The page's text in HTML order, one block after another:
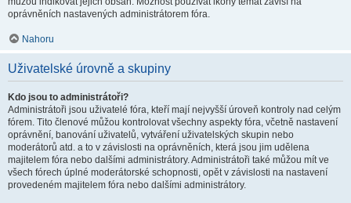
oprávněních nastavených administrátorem fóra.
Nahoru
Uživatelské úrovně a skupiny
Kdo jsou to administrátoři?
Administrátoři jsou uživatelé fóra, kteří mají nejvyšší úroveň kontroly nad celým
fórem. Tito členové můžou kontrolovat všechny aspekty fóra, včetně nastavení
oprávnění, banování uživatelů, vytváření uživatelských skupin nebo
moderátorů atd. a to v závislosti na oprávněních, která jsou jim udělena
majitelem fóra nebo dalšími administrátory. Administrátoři také můžou mít ve
všech fórech úplné moderátorské schopnosti, opět v závislosti na nastavení
provedeném majitelem fóra nebo dalšími administrátory.